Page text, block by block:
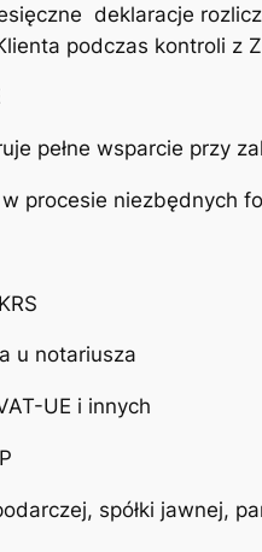
deklaracje
podczas kontroli z
pełne wsparcie przy
procesie niezbędnych
u notariusza
UE i innych
spółki jawnej,